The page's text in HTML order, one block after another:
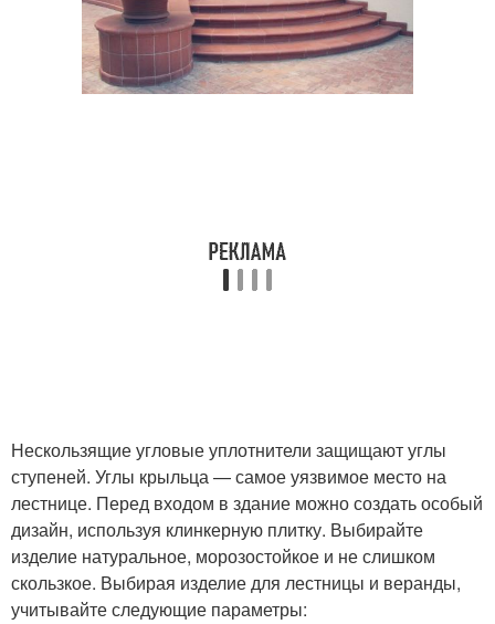
Нескользящие угловые уплотнители защищают углы
ступеней. Углы крыльца — самое уязвимое место на
лестнице. Перед входом в здание можно создать особый
дизайн, используя клинкерную плитку. Выбирайте
изделие натуральное, морозостойкое и не слишком
скользкое. Выбирая изделие для лестницы и веранды,
учитывайте следующие параметры: